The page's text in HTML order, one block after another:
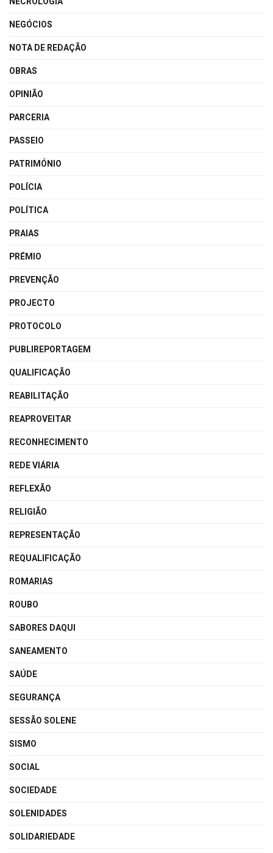
NEGÓCIOS
NOTA DE REDAÇÃO
OBRAS
OPINIÃO
PARCERIA
PASSEIO
PATRIMÓNIO
POLÍCIA
POLÍTICA
PRAIAS
PRÉMIO
PREVENÇÃO
PROJECTO
PROTOCOLO
PUBLIREPORTAGEM
QUALIFICAÇÃO
REABILITAÇÃO
REAPROVEITAR
RECONHECIMENTO
REDE VIÁRIA
REFLEXÃO
RELIGIÃO
REPRESENTAÇÃO
REQUALIFICAÇÃO
ROMARIAS
ROUBO
SABORES DAQUI
SANEAMENTO
SAÚDE
SEGURANÇA
SESSÃO SOLENE
SISMO
SOCIAL
SOCIEDADE
SOLENIDADES
SOLIDARIEDADE